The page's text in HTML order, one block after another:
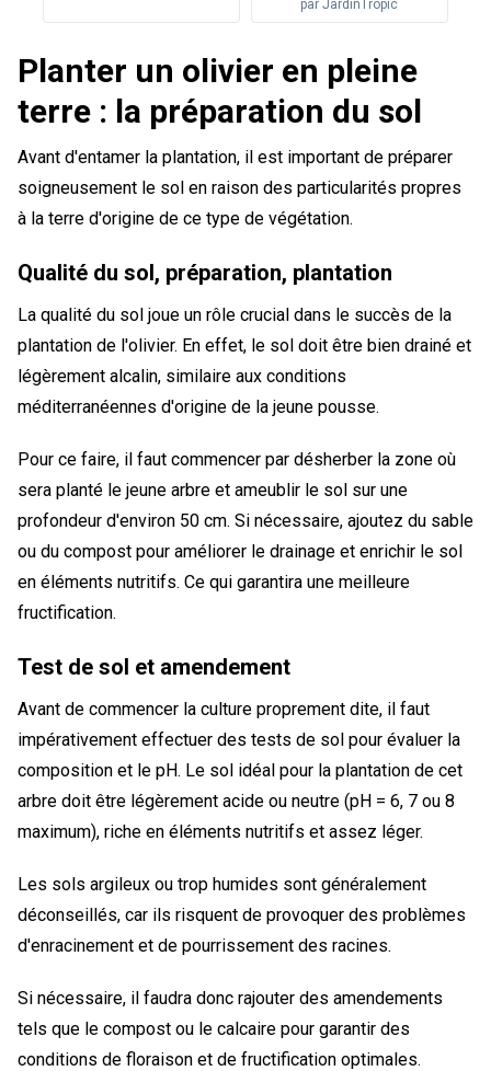
parJardinTropic
Planter un olivier en pleine
terre : la préparation du sol
Avant d'entamer la plantation, il est important de préparer
soigneusement le sol en raison des particularités propres
à la terre d'origine de ce type de végétation.
Qualité du sol, préparation, plantation
La qualité du sol joue un rôle crucial dans le succès de la
plantation de l'olivier. En effet, le sol doit être bien drainé et
légèrement alcalin, similaire aux conditions
méditerranéennes d'origine de la jeune pousse.
Pour ce faire, il faut commencer par désherber la zone où
sera planté le jeune arbre et ameublir le sol sur une
profondeur d'environ 50 cm. Si nécessaire, ajoutez du sable
ou du compost pour améliorer le drainage et enrichir le sol
en éléments nutritifs. Ce qui garantira une meilleure
fructification.
Test de sol et amendement
Avant de commencer la culture proprement dite, il faut
impérativement effectuer des tests de sol pour évaluer la
composition et le pH. Le sol idéal pour la plantation de cet
arbre doit être légèrement acide ou neutre (pH = 6, 7 ou 8
maximum), riche en éléments nutritifs et assez léger.
Les sols argileux ou trop humides sont généralement
déconseillés, car ils risquent de provoquer des problèmes
d'enracinement et de pourrissement des racines.
Si nécessaire, il faudra donc rajouter des amendements
tels que le compost ou le calcaire pour garantir des
conditions de floraison et de fructification optimales.